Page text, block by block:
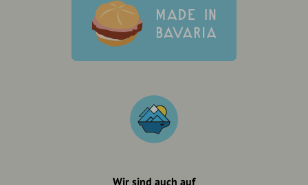
Wir sind auch auf